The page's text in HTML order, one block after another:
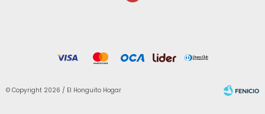
© Copyright 2026 / El Honguito Hogar